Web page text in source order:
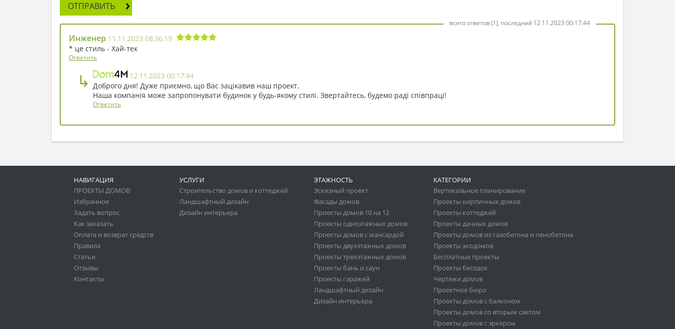
ОТПРАВИТЬ
всего ответов (1), последний 12.11.2023 00:17:44
Инженер 11.11.2023 08:36:19
* це стиль - Хай-тек
Ответить
↳
12.11.2023 00:17:44
Доброго дня! Дуже приємно, що Вас зацікавив наш проект.
Наша компанія може запропонувати будинок у будь-якому стилі. Звертайтесь, будемо раді співпраці!
Ответить
НАВИГАЦИЯ
ПРОЕКТЫ ДОМОВ
Избранное
Задать вопрос
Как заказать
Оплата и возврат средств
Правила
Статьи
Отзывы
Контакты
УСЛУГИ
Строительство домов и коттеджей
Ландшафтный дизайн
Дизайн интерьера
ЭТАЖНОСТЬ
Эскизный проект
Фасады домов
Проекты домов 10 на 12
Проекты одноэтажных домов
Проекты домов с мансардой
Проекты двухэтажных домов
Проекты трехэтажных домов
Проекты бань и саун
Проекты гаражей
Ландшафтный дизайн
Дизайн интерьера
КАТЕГОРИИ
Вертикальное планирование
Проекты кирпичных домов
Проекты коттеджей
Проекты дачных домов
Проекты домов из газобетона и пенобетона
Проекты экодомов
Бесплатные проекты
Проекты беседок
Чертежи домов
Проектное бюро
Проекты домов с балконом
Проекты домов со вторым светом
Проекты домов с эркером